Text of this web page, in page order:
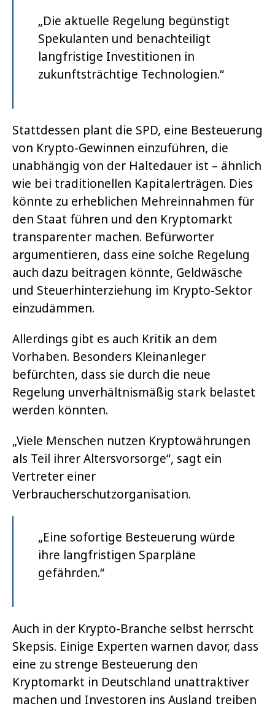
„Die aktuelle Regelung begünstigt
Spekulanten und benachteiligt
langfristige Investitionen in
zukunftsträchtige Technologien.“
Stattdessen plant die SPD, eine Besteuerung
von Krypto-Gewinnen einzuführen, die
unabhängig von der Haltedauer ist – ähnlich
wie bei traditionellen Kapitalerträgen. Dies
könnte zu erheblichen Mehreinnahmen für
den Staat führen und den Kryptomarkt
transparenter machen. Befürworter
argumentieren, dass eine solche Regelung
auch dazu beitragen könnte, Geldwäsche
und Steuerhinterziehung im Krypto-Sektor
einzudämmen.
Allerdings gibt es auch Kritik an dem
Vorhaben. Besonders Kleinanleger
befürchten, dass sie durch die neue
Regelung unverhältnismäßig stark belastet
werden könnten.
„Viele Menschen nutzen Kryptowährungen
als Teil ihrer Altersvorsorge“, sagt ein
Vertreter einer
Verbraucherschutzorganisation.
„Eine sofortige Besteuerung würde
ihre langfristigen Sparpläne
gefährden.“
Auch in der Krypto-Branche selbst herrscht
Skepsis. Einige Experten warnen davor, dass
eine zu strenge Besteuerung den
Kryptomarkt in Deutschland unattraktiver
machen und Investoren ins Ausland treiben